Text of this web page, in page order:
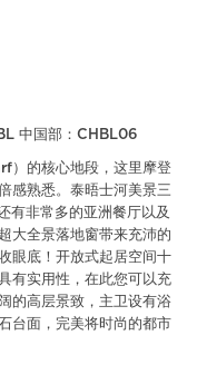
中国部：CHBL06
）的核心地段，这里摩登
感熟悉。泰晤士河美景三
有非常多的亚洲餐厅以及
大全景落地窗带来充沛的
眼底！开放式起居空间十
有实用性，在此您可以充
的高层景致， 主卫设有浴
台面，完美将时尚的都市